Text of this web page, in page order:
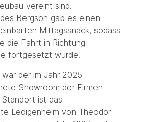
vereint sind.
Bergson gab es einen
Mittagssnack, sodass
die Fahrt in Richtung
fortgesetzt wurde.
der im Jahr 2025
Showroom der Firmen
Standort ist das
Ledigenheim von Theodor